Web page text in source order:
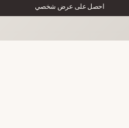
احصل على عرض شخصي